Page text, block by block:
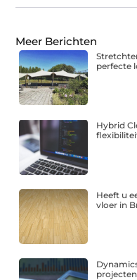
Meer Berichten
perfecte
Hybrid
Heeft u
vloer in